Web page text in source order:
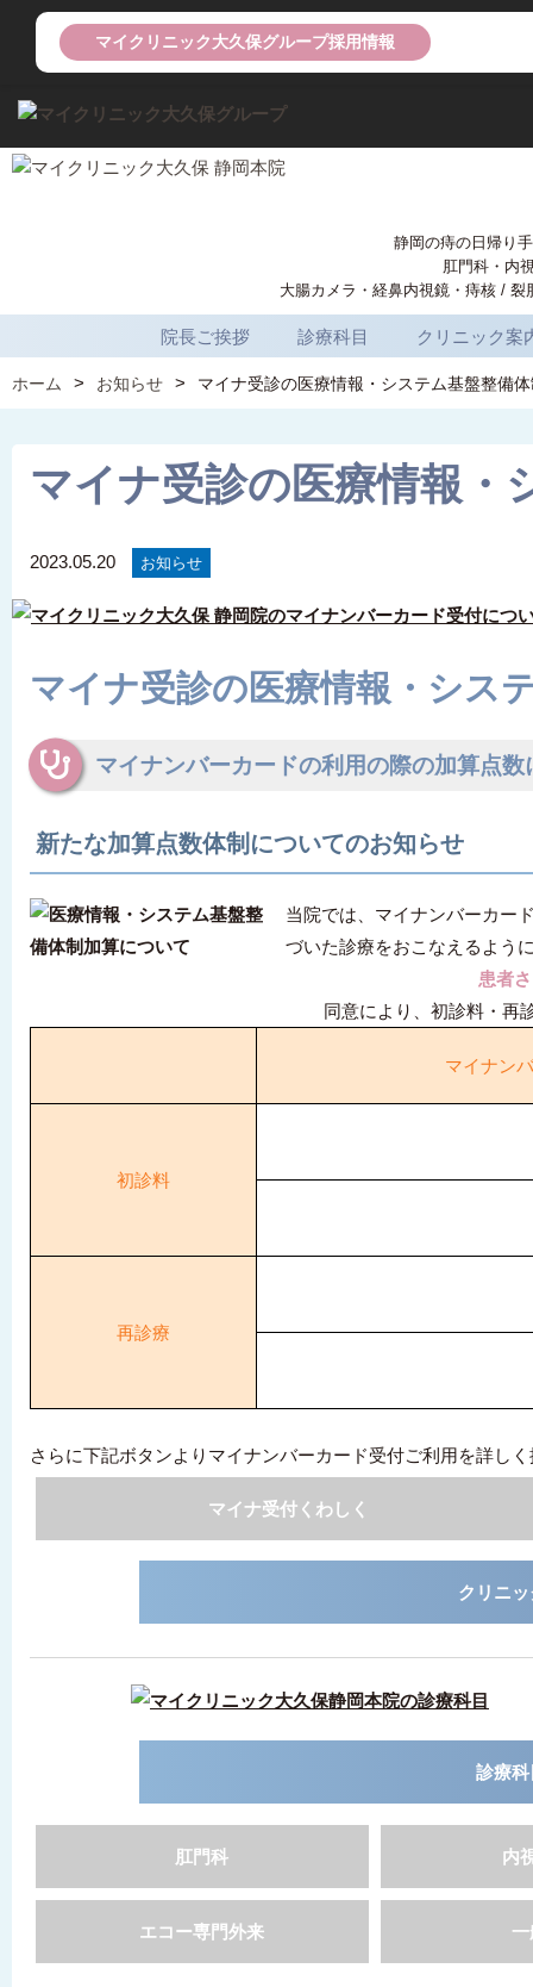
マイクリニック大久保グループ採用情報
静岡の痔の日帰り
肛門科・内
大腸カメラ・経鼻内視鏡・痔核 /
院長ご挨拶 診療科目 クリニック案
ホーム お知らせ マイナ受診の医療情報・システム基盤整備
マイナ受診の医療情報・
2023.05.20 お知らせ
マイナ受診の医療情報・シス
マイナンバーカードの利用の際の加算点数
新たな加算点数体制についてのお知らせ
当院では、マイナンバーカー
づいた診療をおこなえるよう
患者
同意により、初診料・再
マイナン
初診料
再診療
さらに下記ボタンよりマイナンバーカード受付ご利用を詳し
マイナ受付くわしく
クリニ
診療
肛門科 内
エコー専門外来